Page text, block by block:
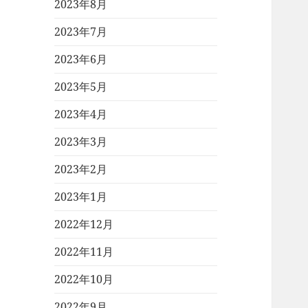
2023年8月
2023年7月
2023年6月
2023年5月
2023年4月
2023年3月
2023年2月
2023年1月
2022年12月
2022年11月
2022年10月